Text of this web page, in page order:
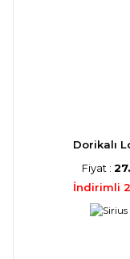
Dorikalı
Fiyat :
İndirimli